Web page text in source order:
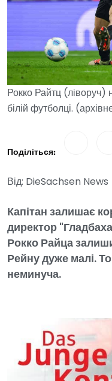
Рокко Райтц
білій футболці.
Поділіться:
Від: DieSachsen News
Капітан залишає
директор
Рокко Райца
Рейну дуже малі.
неминуча.